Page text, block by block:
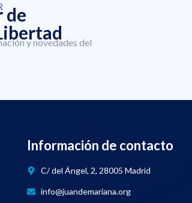
de
y novedades del
Información de contacto
C/ del Ángel, 2, 28005 Madrid
info@juandemariana.org